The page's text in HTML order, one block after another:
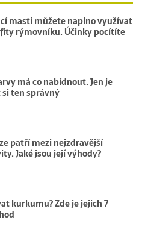
masti můžete naplno využívat
rýmovníku. Účinky pocítíte
má co nabídnout. Jen je
ten správný
patří mezi nejzdravější
Jaké jsou její výhody?
kurkumu? Zde je jejich 7